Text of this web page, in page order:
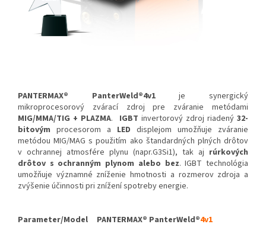
PANTERMAX® PanterWeld®4v1je synergický
mikroprocesorový zvárací zdroj pre zváranie metódami
MIG/MMA/TIG + PLAZMA. IGBT invertorový zdroj riadený 32-
bitovým procesorom a LED displejom umožňuje zváranie
metódou MIG/MAG s použitím ako štandardných plných drôtov
v ochrannej atmosfére plynu (napr.G3Si1), tak aj rúrkových
drôtov s ochranným plynom alebo bez. IGBT technológia
umožňuje významné zníženie hmotnosti a rozmerov zdroja a
zvýšenie účinnosti pri znížení spotreby energie.
Parameter/Model PANTERMAX® PanterWeld®4v1